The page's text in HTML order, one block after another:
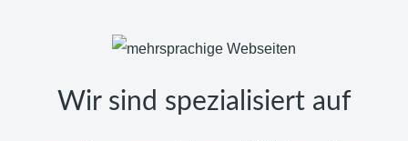
Wir sind spezialisiert auf